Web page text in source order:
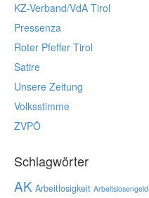
KZ-Verband/VdA Tirol
Pressenza
Roter Pfeffer Tirol
Satire
Unsere Zeitung
Volksstimme
ZVPÖ
Schlagwörter
AK Arbeitlosigkeit Arbeitslosengeld